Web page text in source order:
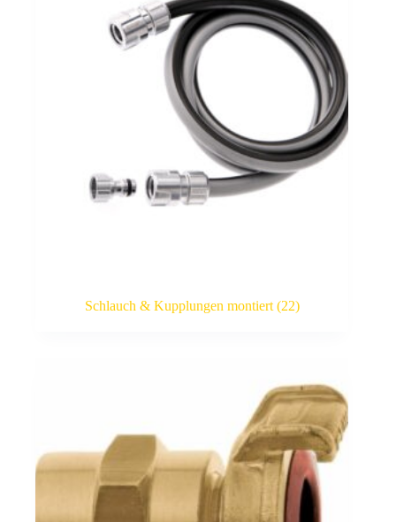
Schlauch & Kupplungen montiert(22)